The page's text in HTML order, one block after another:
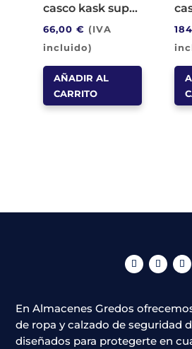
casco kask superplasma aq
66,00 € (IVA
incluido)
AÑADIR AL
CARRITO
En Almacenes Gredos
de ropa y calzado de seguridad
diseñados para protegerte en